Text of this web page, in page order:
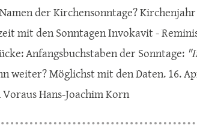
der Kirchensonntage?
mit den Sonntagen Invokavit -
Anfangsbuchstaben der Sonntage:
weiter? Möglichst mit den Daten. 16.
Hans-Joachim Korn